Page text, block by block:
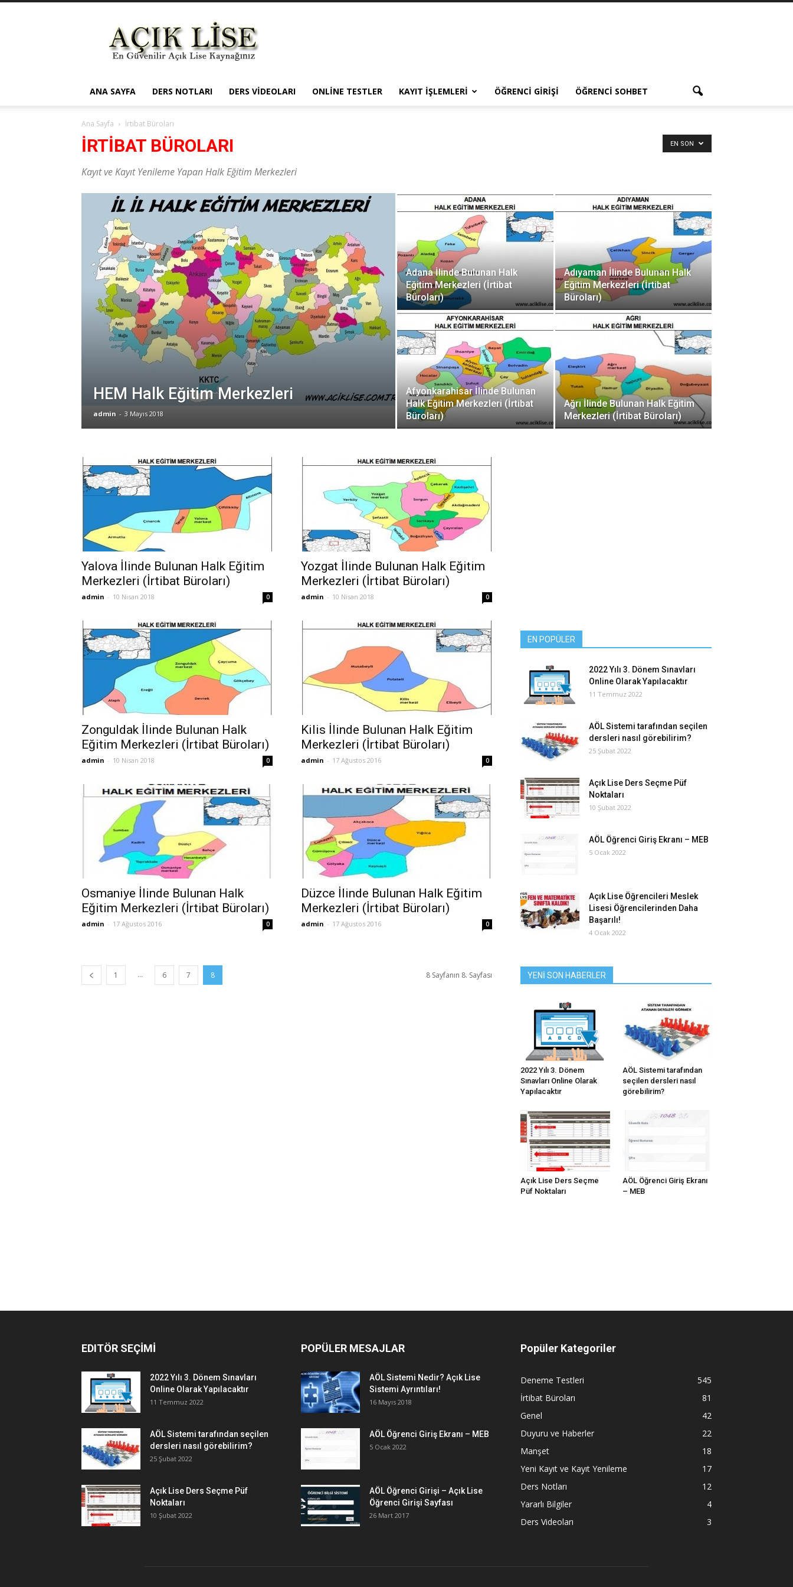
Açık
Öğretim
Lisesi
ANA SAYFA DERS NOTLARI DERS VIDEOLARI ONLINE TESTLER KAYIT İŞLEMLERI ÖĞRENCI GIRIŞI ÖĞRENCI SOHBET
Ana Sayfa İrtibat Büroları
İRTIBAT BÜROLARI
Kayıt ve Kayıt Yenileme Yapan Halk Eğitim Merkezleri
EN SON
HEM Halk Eğitim Merkezleri
admin - 3 Mayıs 2018
Adana İlinde Bulunan Halk
Eğitim Merkezleri (İrtibat
Büroları)
Adıyaman İlinde Bulunan Halk
Eğitim Merkezleri (İrtibat
Büroları)
Afyonkarahisar İlinde Bulunan
Halk Eğitim Merkezleri (İrtibat
Büroları)
Ağrı İlinde Bulunan Halk Eğitim
Merkezleri (İrtibat Büroları)
Yalova İlinde Bulunan Halk Eğitim
Merkezleri (İrtibat Büroları)
admin - 10 Nisan 2018 0
Yozgat İlinde Bulunan Halk Eğitim
Merkezleri (İrtibat Büroları)
admin - 10 Nisan 2018 0
Zonguldak İlinde Bulunan Halk
Eğitim Merkezleri (İrtibat Büroları)
admin - 10 Nisan 2018 0
Kilis İlinde Bulunan Halk Eğitim
Merkezleri (İrtibat Büroları)
admin - 17 Ağustos 2016 0
Osmaniye İlinde Bulunan Halk
Eğitim Merkezleri (İrtibat Büroları)
admin - 17 Ağustos 2016 0
Düzce İlinde Bulunan Halk Eğitim
Merkezleri (İrtibat Büroları)
admin - 17 Ağustos 2016 0
1 ... 6 7 8 8 Sayfanın 8. Sayfası
EN POPÜLER
2022 Yılı 3. Dönem Sınavları
Online Olarak Yapılacaktır
11 Temmuz 2022
AÖL Sistemi tarafından seçilen
dersleri nasıl görebilirim?
25 Şubat 2022
Açık Lise Ders Seçme Püf
Noktaları
10 Şubat 2022
AÖL Öğrenci Giriş Ekranı – MEB
5 Ocak 2022
Açık Lise Öğrencileri Meslek
Lisesi Öğrencilerinden Daha
Başarılı!
4 Ocak 2022
YENİ SON HABERLER
2022 Yılı 3. Dönem
Sınavları Online Olarak
Yapılacaktır
AÖL Sistemi tarafından
seçilen dersleri nasıl
görebilirim?
Açık Lise Ders Seçme
Püf Noktaları
AÖL Öğrenci Giriş Ekranı
– MEB
EDITÖR SEÇİMİ
2022 Yılı 3. Dönem Sınavları
Online Olarak Yapılacaktır
11 Temmuz 2022
AÖL Sistemi tarafından seçilen
dersleri nasıl görebilirim?
25 Şubat 2022
Açık Lise Ders Seçme Püf
Noktaları
10 Şubat 2022
POPÜLER MESAJLAR
AÖL Sistemi Nedir? Açık Lise
Sistemi Ayrıntıları!
16 Mayıs 2018
AÖL Öğrenci Giriş Ekranı – MEB
5 Ocak 2022
AÖL Öğrenci Girişi – Açık Lise
Öğrenci Girişi Sayfası
26 Mart 2017
Popüler Kategoriler
Deneme Testleri
545
İrtibat Büroları
81
Genel
42
Duyuru ve Haberler
22
Manşet
18
Yeni Kayıt ve Kayıt Yenileme
17
Ders Notları
12
Yararlı Bilgiler
4
Ders Videoları
3